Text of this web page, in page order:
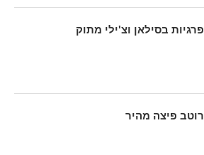
פרגיות בסילאן וצ'ילי מתוק
רוטב פיצה מהיר